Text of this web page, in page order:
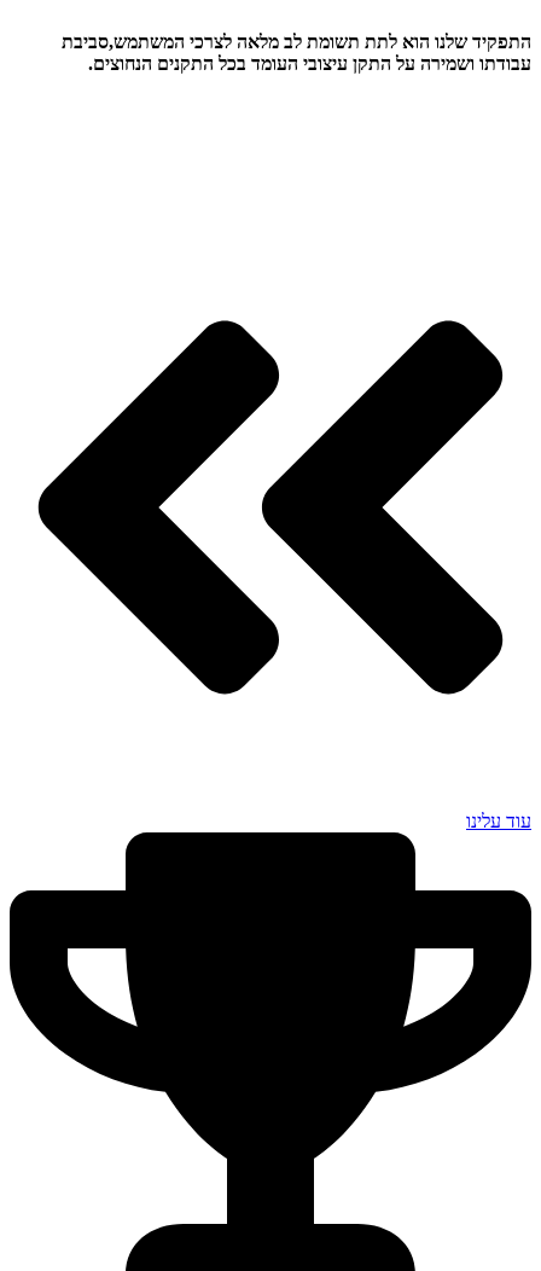
התפקיד שלנו הוא לתת תשומת לב מלאה לצרכי המשתמש,סביבת
עבודתו ושמירה על התקן עיצובי העומד בכל התקנים הנחוצים.
עוד עלינו